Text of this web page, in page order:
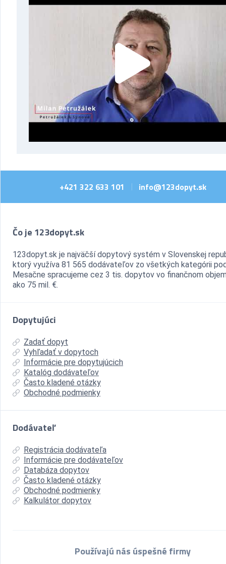
+421 322 633 101 info@123dopyt.sk
Čo je 123dopyt.sk
123dopyt.sk je najväčší dopytový systém v Slovenskej
ktorý využíva 81 565 dodávateľov zo všetkých kategórii
Mesačne spracujeme cez 3 tis. dopytov vo finančnom
ako 75 mil. €.
Dopytujúci
Zadať dopyt
Vyhľadať v dopytoch
Informácie pre dopytujúcich
Katalóg dodávateľov
Často kladené otázky
Obchodné podmienky
Dodávateľ
Registrácia dodávateľa
Informácie pre dodávateľov
Databáza dopytov
Často kladené otázky
Obchodné podmienky
Kalkulátor dopytov
Používajú nás úspešné firmy